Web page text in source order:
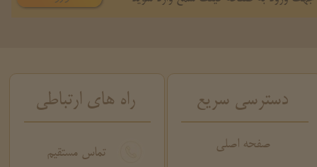
راه های ارتباطی
تماس مستقیم
دسترسی سریع
صفحه اصلی